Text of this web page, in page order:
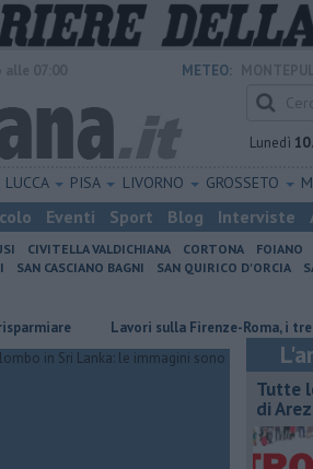
METEO:
Lunedì
LUCCA PISA LIVORNO GROSSETO
Eventi Sport Blog Interviste
CIVITELLA VALDICHIANA CORTONA FOIANO
SAN CASCIANO BAGNI SAN QUIRICO D'ORCIA
Lavori sulla Firenze-Roma, i treni
​Tutte
di